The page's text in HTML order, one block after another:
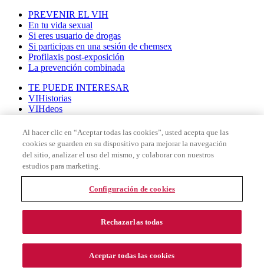
PREVENIR EL VIH
En tu vida sexual
Si eres usuario de drogas
Si participas en una sesión de chemsex
Profilaxis post-exposición
La prevención combinada
TE PUEDE INTERESAR
VIHistorias
VIHdeos
Reportajes
Diccionario del VIH
Recursos
Preguntas con respuesta
Referencias y bibliografía
CANALES
VIHda positiva
VIH es 2.0
VIH: una ventana de esperanza
Al hacer clic en “Aceptar todas las cookies”, usted acepta que las
cookies se guarden en su dispositivo para mejorar la navegación
del sitio, analizar el uso del mismo, y colaborar con nuestros
estudios para marketing.
Configuración de cookies
Rechazarlas todas
Aceptar todas las cookies